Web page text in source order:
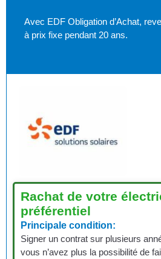
Rachat de votre
préférentiel
Principale condition:
Signer un contrat sur plusieurs
vous n’avez plus la possibilité de
Avec EDF Obligation d’Achat,
à prix fixe pendant 20 ans.